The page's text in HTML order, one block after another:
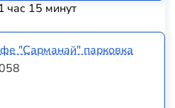
час 15 минут
"Сарманай" парковка